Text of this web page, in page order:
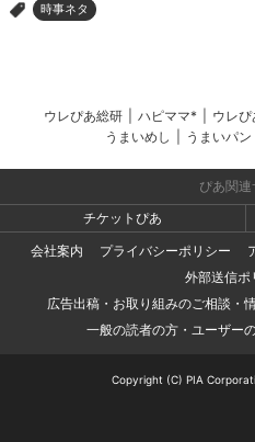
> 時事ネタ
ウレぴあ総研 ハピママ* ウレ
うまいめし
うまいパン
ぴあ関連
チケットぴあ
会社案内
プライバシーポリシー
外部送信ポ
広告出稿・お取り組みのご相談・
一般の読者の方・ユーザー
Copyright (C) PIA